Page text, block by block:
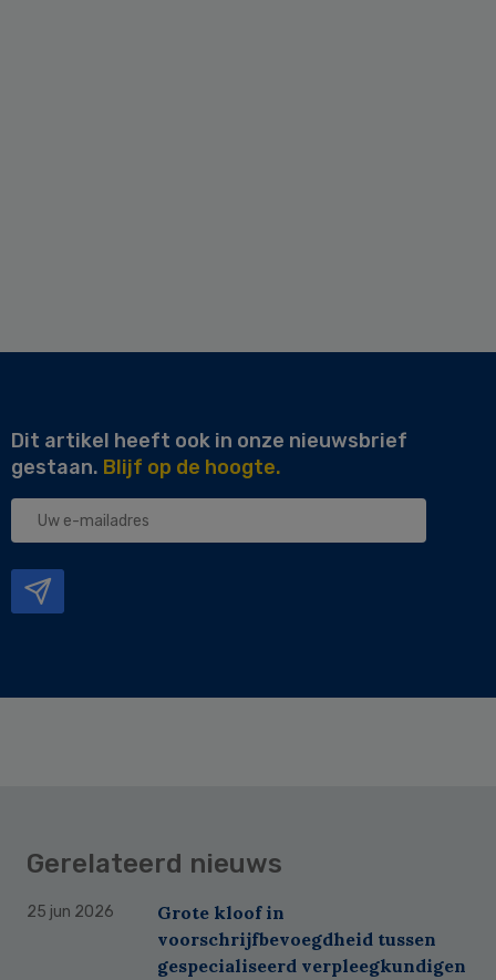
Dit artikel heeft ook in onze nieuwsbrief
gestaan. Blijf op de hoogte.
Uw
Gerelateerd nieuws
25 jun 2026
Grote kloof in
voorschrijfbevoegdheid tussen
gespecialiseerd verpleegkundigen